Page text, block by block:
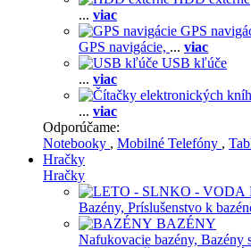
... viac
GPS
GPS navigácie, ... viac
USB kľúče
... viac
... viac
Odporúčame:
Notebooky , Mobilné Telefóny ,
Hračky
Hračky
Bazény, Príslušenstvo k
BAZÉNY
Nafukovacie bazény, Bazény